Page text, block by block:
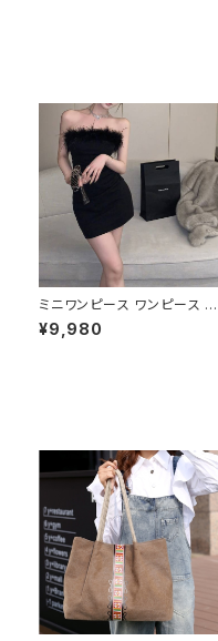
ミニワンピース ワンピース フ
ェザーデザイン タイトワンピ
ース チューブトップ レディー
ース お呼ばれ 韓国 ファッシ
ン オフィスカジュアル 韓国風
キャバドレス ナイトドレス ナ
イトワンピ カジュアル 10代 2
0代 30代 40代 C-OSS012
7
¥9,980